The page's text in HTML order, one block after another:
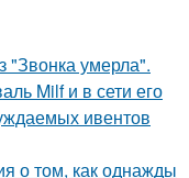
"Звонка умерла".
Milf и в сети его
ивентов
о том, как однажды